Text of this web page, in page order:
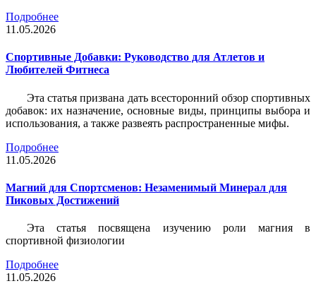
Подробнее
11.05.2026
Спортивные Добавки: Руководство для Атлетов и
Любителей Фитнеса
Эта статья призвана дать всесторонний обзор спортивных
добавок: их назначение, основные виды, принципы выбора и
использования, а также развеять распространенные мифы.
Подробнее
11.05.2026
Магний для Спортсменов: Незаменимый Минерал для
Пиковых Достижений
Эта статья посвящена изучению роли магния в
спортивной физиологии
Подробнее
11.05.2026